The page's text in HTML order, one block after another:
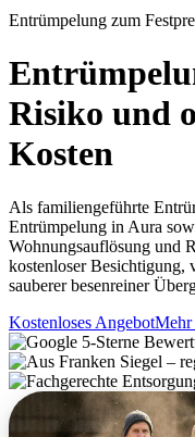
Entrümpelung zum
Risiko und
Kosten
Als familiengeführte
Entrümpelung in Aura
Wohnungsauflösung und
kostenloser Besichtigung,
sauberer besenreiner
Kostenloses AngebotMehr